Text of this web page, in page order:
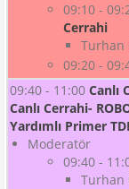
09:10 -
Cerrahi
Turhan
09:20 -
09:40 - 11:00 Canlı
Canlı Cerrahi-
Yardımlı Primer
Moderatör
09:40 -
Turhan